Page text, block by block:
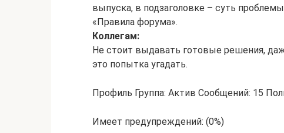
выпуска, в подзаголовке – суть
«Правила форума».
Коллегам:
Не стоит выдавать готовые решения,
это попытка угадать.
Профиль Группа: Актив Сообщений: 15
Имеет предупреждений: (0%)